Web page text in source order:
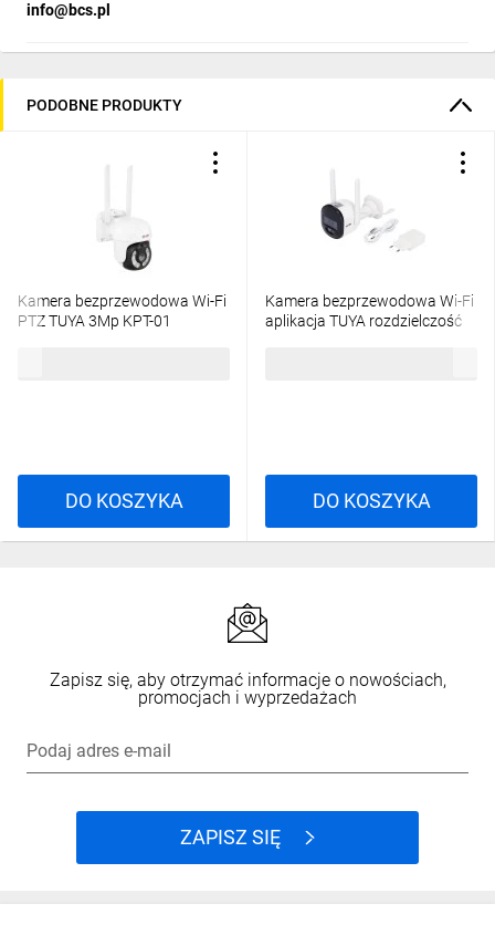
info@bcs.pl
PODOBNE PRODUKTY
Kamera bezprzewodowa Wi-Fi
PTZ TUYA 3Mp KPT-01
DO KOSZYKA
Kamera bezprzewodowa Wi-Fi
aplikacja TUYA rozdzielczość
DO KOSZYKA
Zapisz się, aby otrzymać informacje o nowościach,
promocjach i wyprzedażach
Podaj adres e-mail
ZAPISZ SIĘ